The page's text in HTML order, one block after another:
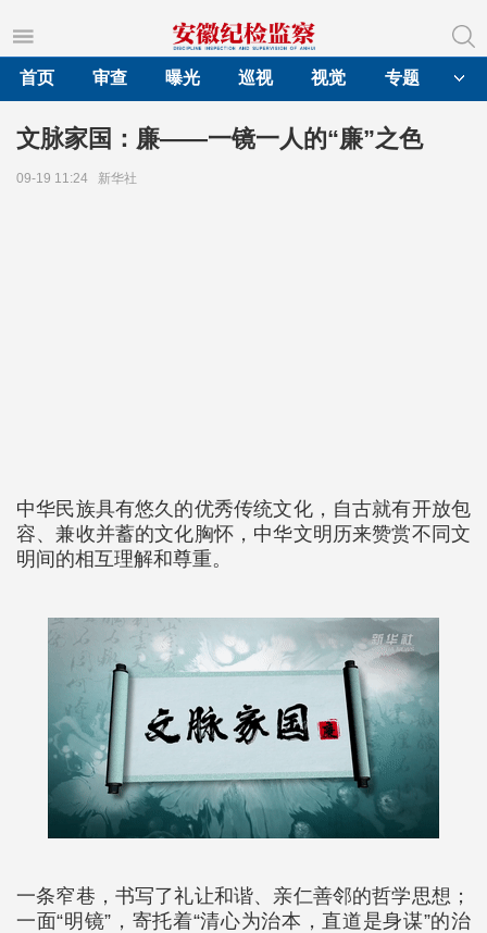
首页
审查 曝光 巡视 视觉 专题
文脉家国：廉——一镜一人的“廉”之色
09-19 11:24 新华社
中华民族具有悠久的优秀传统文化，自古就有开放包
容、兼收并蓄的文化胸怀，中华文明历来赞赏不同文
明间的相互理解和尊重。
一条窄巷，书写了礼让和谐、亲仁善邻的哲学思想；
一面“明镜”，寄托着“清心为治本，直道是身谋”的治